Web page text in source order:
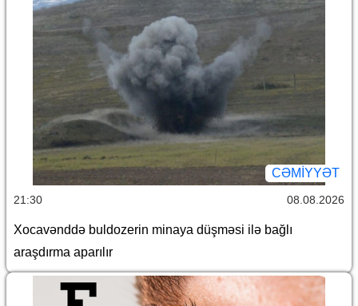
CƏMİYYƏT
21:30 08.08.2026
Xocavənddə buldozerin minaya düşməsi ilə bağlı
araşdırma aparılır